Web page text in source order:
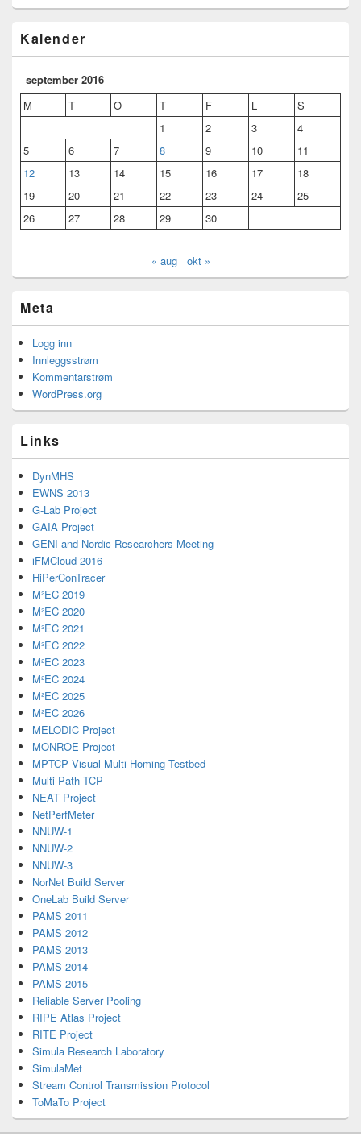
Kalender
september 2016
M
T O T F L
S
1
2 3
4
5
6 7 8 9 10
11
12
13 14 15 16 17
18
19
20 21 22 23 24
25
26
27 28 29 30
« aug okt »
Meta
Logg inn
Innleggsstrøm
Kommentarstrøm
WordPress.org
Links
DynMHS
EWNS 2013
G-Lab Project
GAIA Project
GENI and Nordic Researchers Meeting
iFMCloud 2016
HiPerConTracer
M²EC 2019
M²EC 2020
M²EC 2021
M²EC 2022
M²EC 2023
M²EC 2024
M²EC 2025
M²EC 2026
MELODIC Project
MONROE Project
MPTCP Visual Multi-Homing Testbed
Multi-Path TCP
NEAT Project
NetPerfMeter
NNUW-1
NNUW-2
NNUW-3
NorNet Build Server
OneLab Build Server
PAMS 2011
PAMS 2012
PAMS 2013
PAMS 2014
PAMS 2015
Reliable Server Pooling
RIPE Atlas Project
RITE Project
Simula Research Laboratory
SimulaMet
Stream Control Transmission Protocol
ToMaTo Project